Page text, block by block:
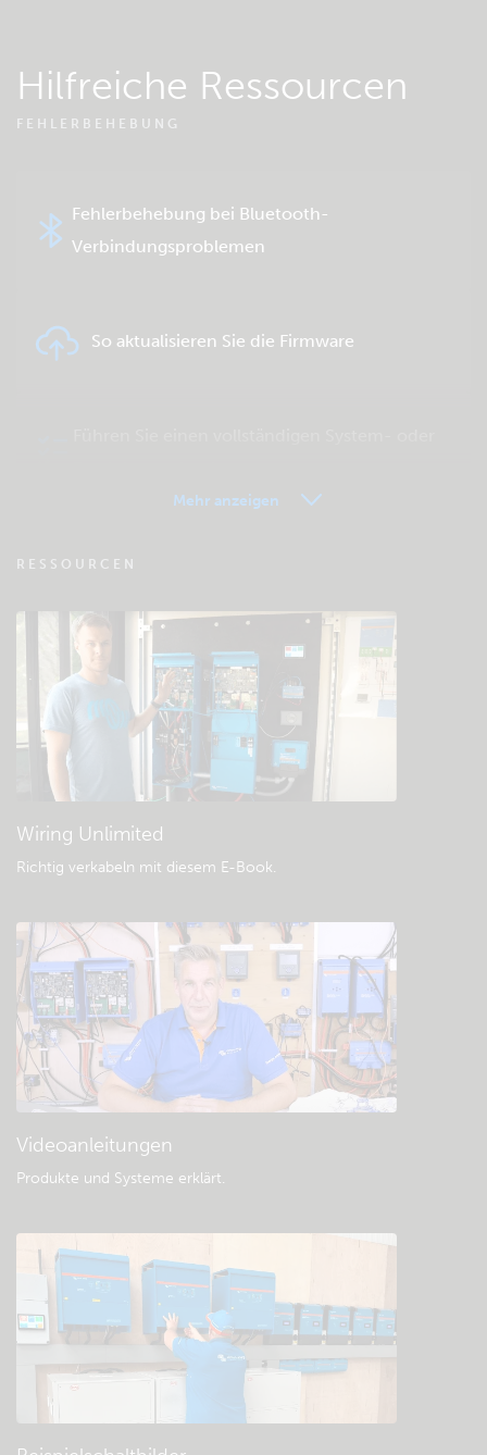
Hilfreiche Ressourcen
FEHLERBEHEBUNG
Fehlerbehebung bei Bluetooth-
Verbindungsproblemen
So aktualisieren Sie die Firmware
VRM - Fernüberwachung FAQ
Besuchen Sie die Wissensdatenbank der
Community
Allgemeine Downloads & Dokumentation
Mehr anzeigen
RESSOURCEN
Wiring Unlimited
Richtig verkabeln mit diesem E-Book.
Videoanleitungen
Produkte und Systeme erklärt.